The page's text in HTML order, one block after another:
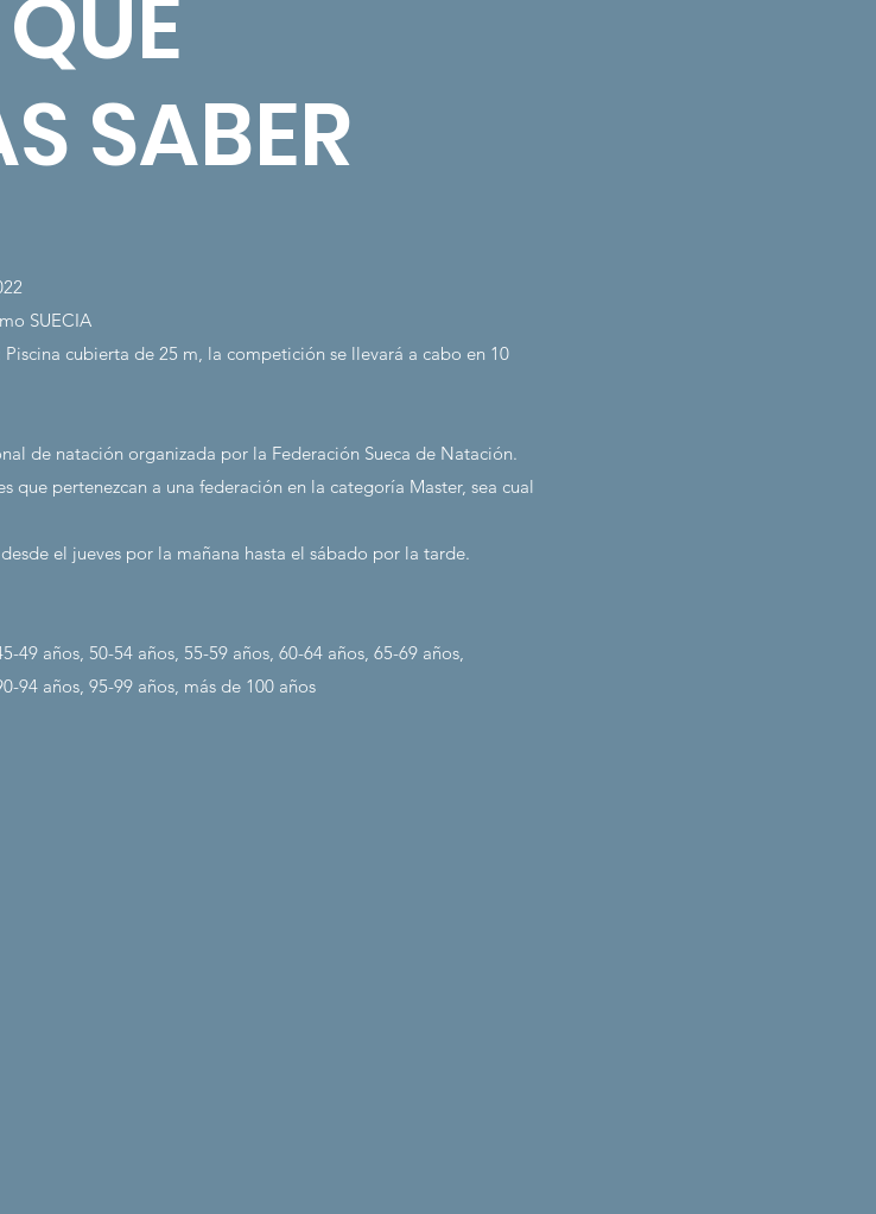
SABER
SUECIA
Piscina cubierta de 25 m, la competición se llevará a cabo en 10
de natación organizada por la Federación Sueca de Natación.
pertenezcan a una federación en la categoría Master, sea cual
el jueves por la mañana hasta el sábado por la tarde.
49 años, 50-54 años, 55-59 años, 60-64 años, 65-69 años,
94 años, 95-99 años, más de 100 años